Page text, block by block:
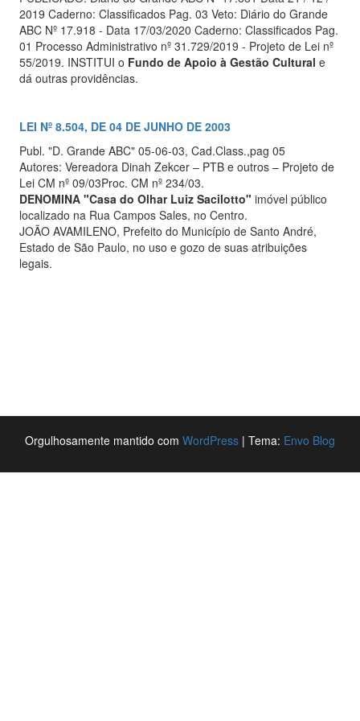
2019 Caderno: Classificados Pag. 03 Veto: Diário do Grande
ABC Nº 17.918 - Data 17/03/2020 Caderno: Classificados Pag.
01 Processo Administrativo nº 31.729/2019 - Projeto de Lei nº
55/2019. INSTITUI o Fundo de Apoio à Gestão Cultural e
dá outras providências.
LEI Nº 8.504, DE 04 DE JUNHO DE 2003
Publ. "D. Grande ABC" 05-06-03, Cad.Class.,pag 05
Autores: Vereadora Dinah Zekcer – PTB e outros – Projeto de
Lei CM nº 09/03Proc. CM nº 234/03.
DENOMINA "Casa do Olhar Luiz Sacilotto" imóvel público
localizado na Rua Campos Sales, no Centro.
JOÃO AVAMILENO, Prefeito do Município de Santo André,
Estado de São Paulo, no uso e gozo de suas atribuições
legais.
Orgulhosamente mantido com WordPress | Tema: Envo Blog